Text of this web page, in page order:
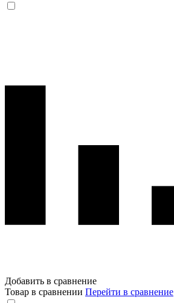
Добавить в сравнение
Товар в сравнении Перейти в сравнение